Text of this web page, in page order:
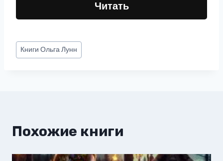
Читать
Метки
записи:
КнигиОльга Лунн
Похожие книги